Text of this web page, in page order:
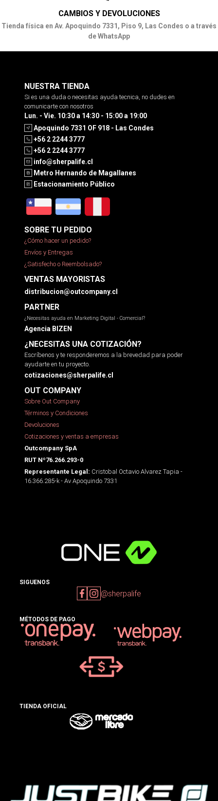
CAMBIOS Y DEVOLUCIONES
Tienda física en Av. Apoquindo 7331, Piso 9, Las Condes o a través
de WhatsApp
NUESTRA TIENDA
Si es una duda o necesitas ayuda tecnica, no dudes en
comunicarte con nosotros
Lun. - Vie. 10:30 a 14:30 - 15:00 a 19:00
Apoquindo 7331 OF 918 - Las Condes
+56 2 2244 3777
+56 2 2244 3777
info@sherpalife.cl
Metro Hernando de Magallanes
Estacionamiento Público
SOBRE TU PEDIDO
¿Cómo hacer un pedido?
Envíos y Entregas
¿Satisfecho o Reembolsado?
VENTAS MAYORISTAS
distribucion@outcompany.cl
PARTNER
¿Necesitas ayuda en Marketing Digital - Comercial?
Agencia BIZEN
¿NECESITAS UNA COTIZACIÓN?
Escríbenos y te responderemos a la brevedad para poder
ayudarte en tu proyecto.
cotizaciones@sherpalife.cl
OUT COMPANY
Sobre Out Company
Términos y Condiciones
Devoluciones
Cotizaciones y ventas a empresas
Outcompany SpA
RUT Nº76.266.293-0
Representante Legal: Cristobal Octavio Alvarez Tapia -
16.366.285-k - Av Apoquindo 7331
SIGUENOS
@sherpalife
MÉTODOS DE PAGO
TIENDA OFICIAL